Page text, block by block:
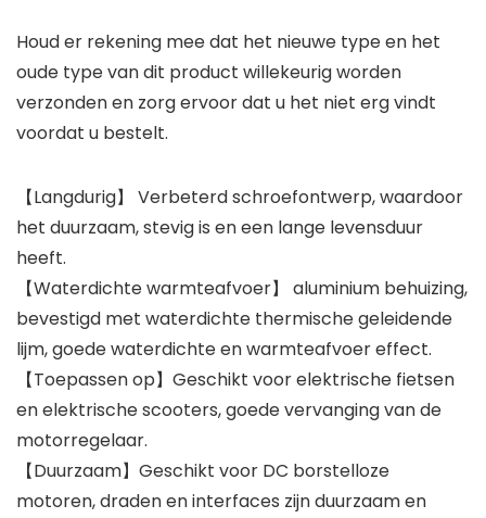
Houd er rekening mee dat het nieuwe type en het
oude type van dit product willekeurig worden
verzonden en zorg ervoor dat u het niet erg vindt
voordat u bestelt.
【Langdurig】 Verbeterd schroefontwerp, waardoor
het duurzaam, stevig is en een lange levensduur
heeft.
【Waterdichte warmteafvoer】 aluminium behuizing,
bevestigd met waterdichte thermische geleidende
lijm, goede waterdichte en warmteafvoer effect.
【Toepassen op】Geschikt voor elektrische fietsen
en elektrische scooters, goede vervanging van de
motorregelaar.
【Duurzaam】Geschikt voor DC borstelloze
motoren, draden en interfaces zijn duurzaam en